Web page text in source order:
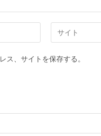
ス、サイトを保存する。